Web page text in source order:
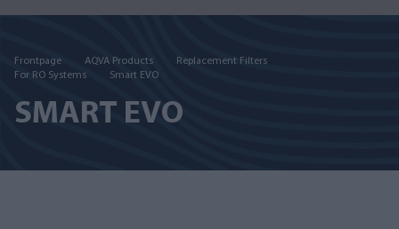
Frontpage AQVA Products
Replacement Filters
For RO Systems
Smart EVO
SMART EVO